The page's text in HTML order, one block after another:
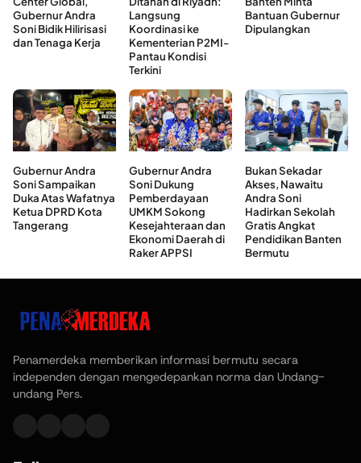
Gubernur Andra
Soni Bidik Hilirisasi
dan Tenaga Kerja
Langsung
Koordinasi ke
Kementerian P2MI-
Pantau Kondisi
Terkini
Bantuan Gubernur
Dipulangkan
Gubernur Andra
Soni Sampaikan
Duka Atas Wafatnya
Ketua DPRD Kota
Tangerang
Gubernur Andra
Soni Dukung
Pemberdayaan
UMKM Sokong
Kesejahteraan dan
Ekonomi Daerah di
Raker APPSI
Bukan Sekadar
Akses, Nawaitu
Andra Soni
Hadirkan Sekolah
Gratis Angkat
Pendidikan Banten
Bermutu
Penamerdeka memberikan informasi bermutu secara
independen dengan mengedepankan norma dan Undang-
undang Pers.